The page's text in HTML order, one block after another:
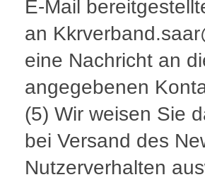
E-Mail
an
eine Nachricht an
angegebenen
(5) Wir weisen Sie
bei Versand des
Nutzerverhalten